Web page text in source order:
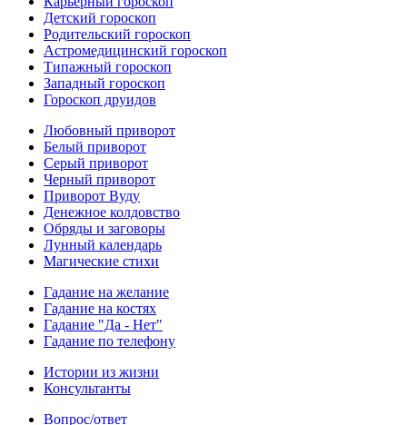
Детский гороскоп
Родительский гороскоп
Астромедицинский гороскоп
Типажный гороскоп
Западный гороскоп
Гороскоп друидов
Любовный приворот
Белый приворот
Серый приворот
Черный приворот
Приворот Вуду
Денежное колдовство
Обряды и заговоры
Лунный календарь
Магические стихи
Гадание на желание
Гадание на костях
Гадание "Да - Нет"
Гадание по телефону
Истории из жизни
Консультанты
Вопрос/ответ